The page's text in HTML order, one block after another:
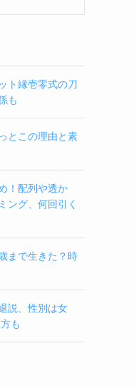
ト縁壱零式の刀
も
とこの理由と素
！配列や透か
ング、何回引く
まで生きた？時
説、性別は女
も